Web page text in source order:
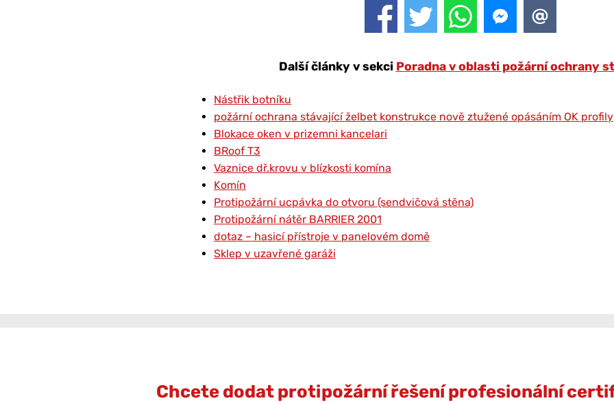
Další články v sekci Poradna v oblasti požární ochrany
Nástřik botníku
požární ochrana stávající želbet konstrukce nově ztužené opásáním OK profily
Blokace oken v prizemni kancelari
BRoof T3
Vaznice dř.krovu v blízkosti komína
Komín
Protipožární ucpávka do otvoru (sendvičová stěna)
Protipožární nátěr BARRIER 2001
dotaz – hasicí přístroje v panelovém domě
Sklep v uzavřené garáži
Chcete dodat protipožární řešení profesionální